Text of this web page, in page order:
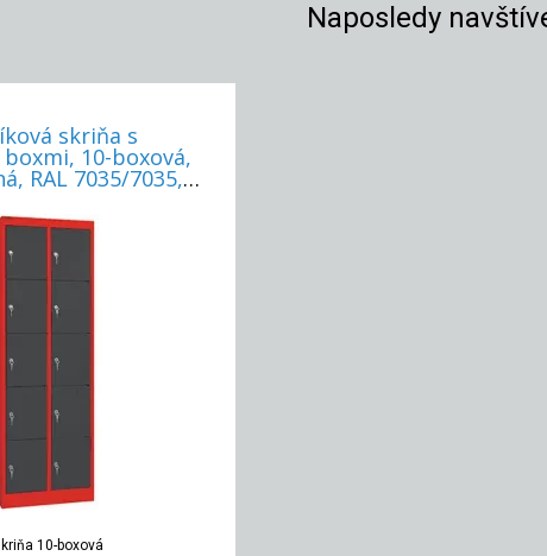
Naposledy
skriňa s
10-boxová,
RAL 7035/7035,
10-boxová